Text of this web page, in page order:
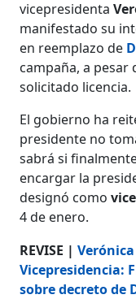
vicepresidenta
manifestado su
en reemplazo de
campaña, a pesar
solicitado licencia.
El gobierno ha
presidente no
sabrá si
encargar la
designó como
4 de enero.
REVISE |
Vicepresidencia:
sobre decreto de